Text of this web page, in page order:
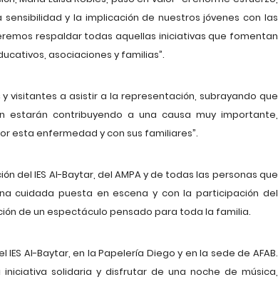
y la implicación de nuestros jóvenes con las
respaldar todas aquellas iniciativas que fomentan
asociaciones y familias”.
visitantes a asistir a la representación, subrayando que
estarán contribuyendo a una causa muy importante,
esta enfermedad y con sus familiares”.
del IES Al-Baytar, del AMPA y de todas las personas que
cuidada puesta en escena y con la participación del
de un espectáculo pensado para toda la familia.
Al-Baytar, en la Papelería Diego y en la sede de AFAB.
solidaria y disfrutar de una noche de música,